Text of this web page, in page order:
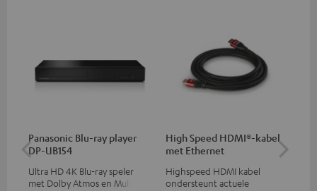
Panasonic Blu-ray player
DP-UB154
Ultra HD 4K Blu-ray speler
met Dolby Atmos en Multi
High Speed HDMI®-kabel
met Ethernet
Highspeed HDMI kabel
ondersteunt actuele